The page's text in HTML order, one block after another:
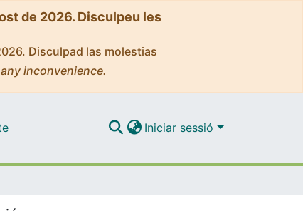
de 2026. Disculpeu les
Disculpad las molestias
inconvenience.
Iniciar sessió